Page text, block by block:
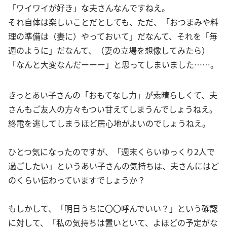
「ワイワイが好き」な夫さんなんですねえ。
それ自体は楽しいことだとしても、ただ、「おつまみや料
理の準備は（妻に）やっておいて」だなんて、それを「毎
週のように」だなんて、（妻の立場を想像してみたら）
「なんと大変なんだーーー」と思ってしまいました……。
きっとあい子さんの「おもてなし力」が素晴らしくて、夫
さんもご友人の方々もつい甘えてしまうんでしょうねえ。
終電を逃してしまうほど居心地がよいのでしょうねえ。
ひとつ気になったのですが、「週末くらいゆっくり2人で
過ごしたい」というあい子さんの気持ちは、夫さんにはど
のくらい伝わっていますでしょうか？
もしかして、「明日うちに〇〇呼んでいい？」という確認
に対して、「私の気持ちは置いといて、よほどの予定がな